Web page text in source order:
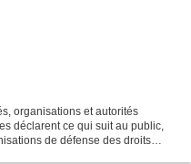
organisations et autorités
déclarent ce qui suit au public,
de défense des droits